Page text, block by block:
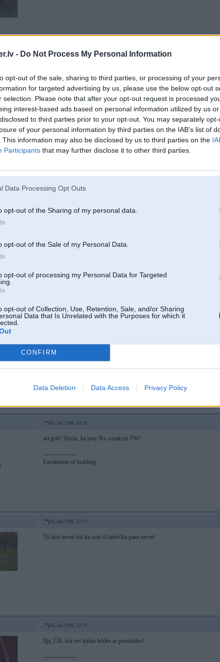
- Do Not Process My Personal Information
opt-out of the sale, sharing to third parties, or processing of your
for targeted advertising by us, please use the below opt-out
selection. Please note that after your opt-out request is processed
interest-based ads based on personal information utilized by us
to third parties prior to your opt-out. You may separately
of your personal information by third parties on the IAB’s list of
This information may also be disclosed by us to third parties on the
Participants that may further disclose it to other third parties.
Data Processing Opt Outs
opt-out of the Sharing of my personal data.
opt-out of the Sale of my Personal Data.
opt-out of processing my Personal Data for Targeted
opt-out of Collection, Use, Retention, Sale, and/or Sharing
Data that Is Unrelated with the Purposes for which it
CONFIRM
Data Deletion Data Access Privacy Policy
e21
Tātad uz doto brīdi pie manis ir pieteikušies:
Se7en
rosigais
chebris
-----------------
e21
Se7en
P.S. Phasma, ko iljach domā?
J.K.jr.bad.
05. Jan 2006, 23:20
ari grib! Teicās, ka pats Tev uzrakstīs PM!
-----------------
Excitement of building....
05. Jan 2006, 23:23
Tā taču nevar būt ka man šī izdevība paiet secen!
05. Jan 2006, 23:24
Ilja_CH, kur tev kādas bildes ar pastrādāto?
-----------------